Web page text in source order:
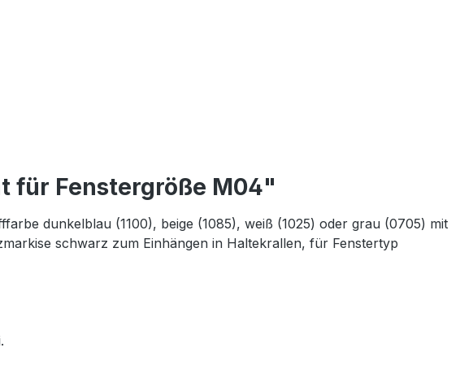
für Fenstergröße M04"
dunkelblau (1100), beige (1085), weiß (1025) oder grau (0705) mit
schwarz zum Einhängen in Haltekrallen, für Fenstertyp